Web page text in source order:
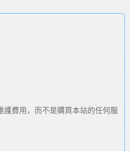
費用，而不是購買本站的任何服